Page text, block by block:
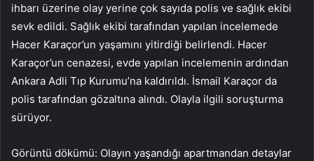
ihbarı üzerine olay yerine çok sayıda polis ve sağlık ekibi
sevk edildi. Sağlık ekibi tarafından yapılan incelemede
Hacer Karaçor’un yaşamını yitirdiği belirlendi. Hacer
Karaçor’un cenazesi, evde yapılan incelemenin ardından
Ankara Adli Tıp Kurumu’na kaldırıldı. İsmail Karaçor da
polis tarafından gözaltına alındı. Olayla ilgili soruşturma
sürüyor.
Görüntü dökümü: Olayın yaşandığı apartmandan detaylar